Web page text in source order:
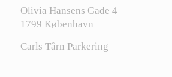
Olivia Hansens Gade 4
1799 København
Carls Tårn Parkering